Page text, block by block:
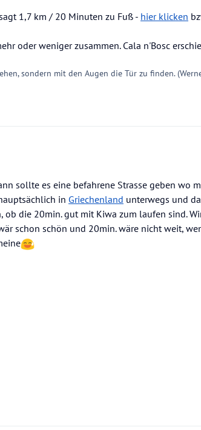
1,7 km / 20 Minuten zu Fuß - hier klicken
oder weniger zusammen. Cala n'Bosc
sondern mit den Augen die Tür zu finden.
sollte es eine befahrene Strasse geben wo
in Griechenland unterwegs und
die 20min. gut mit Kiwa zum laufen sind.
schon schön und 20min. wäre nicht weit,